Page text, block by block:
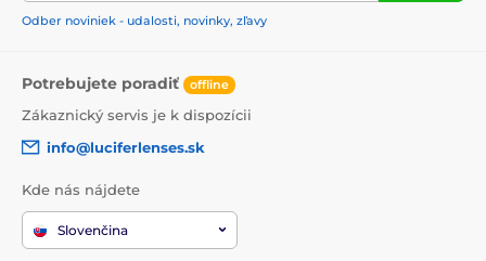
Odber noviniek - udalosti, novinky, zľavy
Potrebujete poradiť offline
Zákaznický servis je k dispozícii
info@luciferlenses.sk
Kde nás nájdete
Slovenčina